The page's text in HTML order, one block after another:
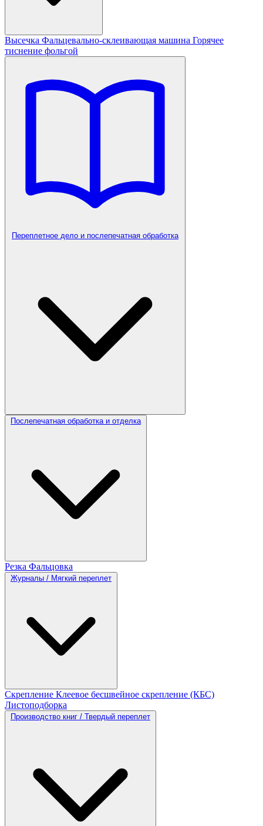
Высечка Фальцевально-склеивающая машина Горячее
тиснение фольгой
Переплетное дело и послепечатная обработка
Послепечатная обработка и отделка
Резка Фальцовка
Журналы / Мягкий переплет
Скрепление Клеевое бесшвейное скрепление (КБС)
Листоподборка
Производство книг / Твердый переплет